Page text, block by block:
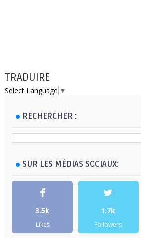
TRADUIRE
Select Language ▼
RECHERCHER :
SUR LES MÉDIAS SOCIAUX:
3.5k
Likes
1.7k
Followers